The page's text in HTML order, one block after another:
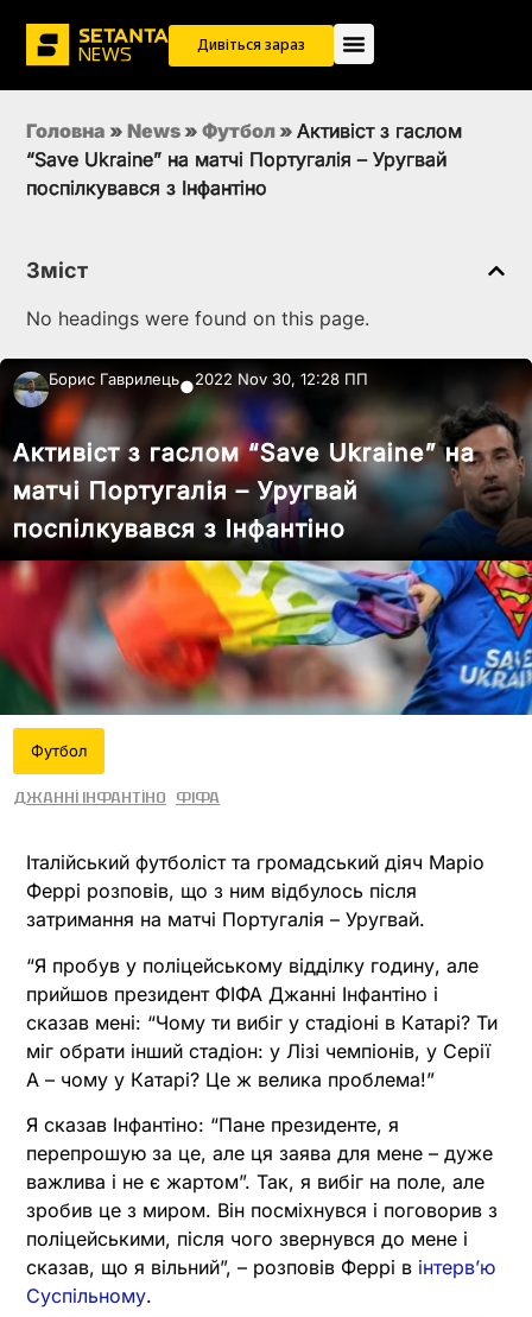
Дивіться зараз
Головна » News » Футбол » Активіст з гаслом
“Save Ukraine” на матчі Португалія – Уругвай
поспілкувався з Інфантіно
Зміст
No headings were found on this page.
Борис Гаврилець●2022 Nov 30, 12:28 ПП
Активіст з гаслом “Save Ukraine” на
матчі Португалія – Уругвай
поспілкувався з Інфантіно
Футбол
Джанні Інфантіно ФІФА
Італійський футболіст та громадський діяч Маріо
Феррі розповів, що з ним відбулось після
затримання на матчі Португалія – Уругвай.
“Я пробув у поліцейському відділку годину, але
прийшов президент ФІФА Джанні Інфантіно і
сказав мені: “Чому ти вибіг у стадіоні в Катарі? Ти
міг обрати інший стадіон: у Лізі чемпіонів, у Серії
А – чому у Катарі? Це ж велика проблема!”
Я сказав Інфантіно: “Пане президенте, я
перепрошую за це, але ця заява для мене – дуже
важлива і не є жартом”. Так, я вибіг на поле, але
зробив це з миром. Він посміхнувся і поговорив з
поліцейськими, після чого звернувся до мене і
сказав, що я вільний”, – розповів Феррі в інтерв’ю
Суспільному.